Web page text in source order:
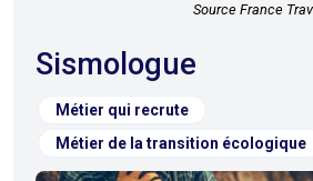
Source France
Sismologue
Métier qui recrute
Métier de la transition écologique